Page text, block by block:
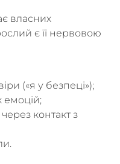
власних
є її нервовою
(«я у безпеці»);
емоцій;
контакт з